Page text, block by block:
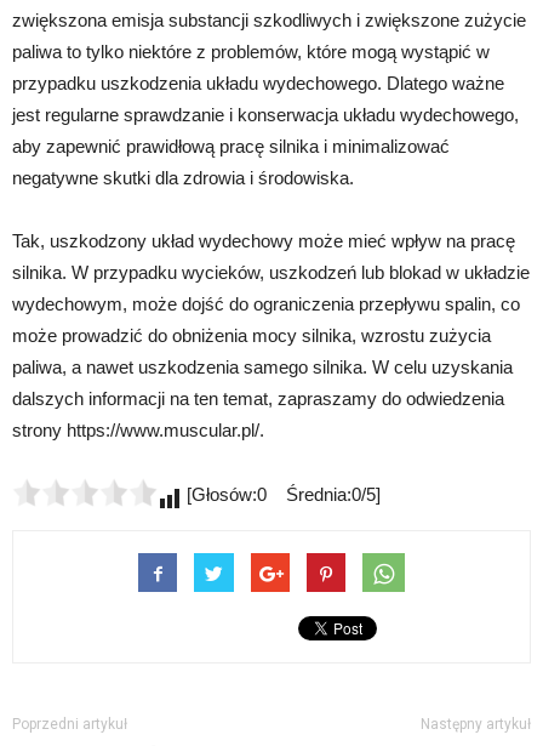
zwiększona emisja substancji szkodliwych i zwiększone zużycie
paliwa to tylko niektóre z problemów, które mogą wystąpić w
przypadku uszkodzenia układu wydechowego. Dlatego ważne
jest regularne sprawdzanie i konserwacja układu wydechowego,
aby zapewnić prawidłową pracę silnika i minimalizować
negatywne skutki dla zdrowia i środowiska.
Tak, uszkodzony układ wydechowy może mieć wpływ na pracę
silnika. W przypadku wycieków, uszkodzeń lub blokad w układzie
wydechowym, może dojść do ograniczenia przepływu spalin, co
może prowadzić do obniżenia mocy silnika, wzrostu zużycia
paliwa, a nawet uszkodzenia samego silnika. W celu uzyskania
dalszych informacji na ten temat, zapraszamy do odwiedzenia
strony https://www.muscular.pl/.
[Głosów:0 Średnia:0/5]
Poprzedni artykuł Następny artykuł